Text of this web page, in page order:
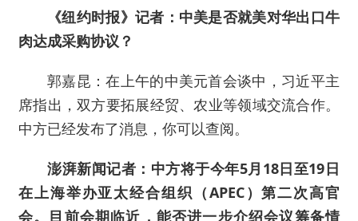
《纽约时报》记者：中美是否就美对华出口牛
肉达成采购协议？
郭嘉昆：在上午的中美元首会谈中，习近平主
席指出，双方要拓展经贸、农业等领域交流合作。
中方已经发布了消息，你可以查阅。
澎湃新闻记者：中方将于今年5月18日至19日
在上海举办亚太经合组织（APEC）第二次高官
会。目前会期临近，能否进一步介绍会议筹备情